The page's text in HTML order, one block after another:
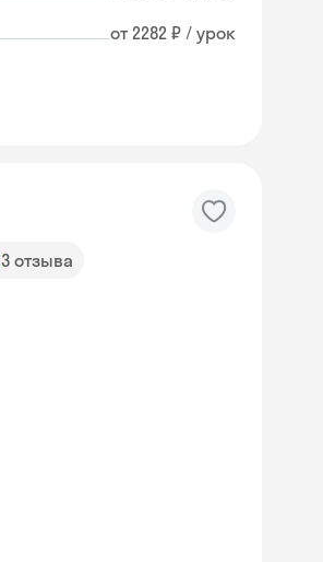
от 2282 ₽ / урок
3 отзыва